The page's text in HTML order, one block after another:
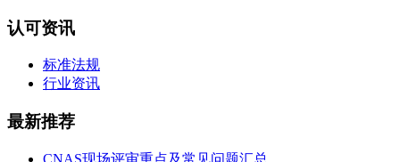
认可资讯
标准法规
行业资讯
最新推荐
CNAS现场评审重点及常见问题汇总